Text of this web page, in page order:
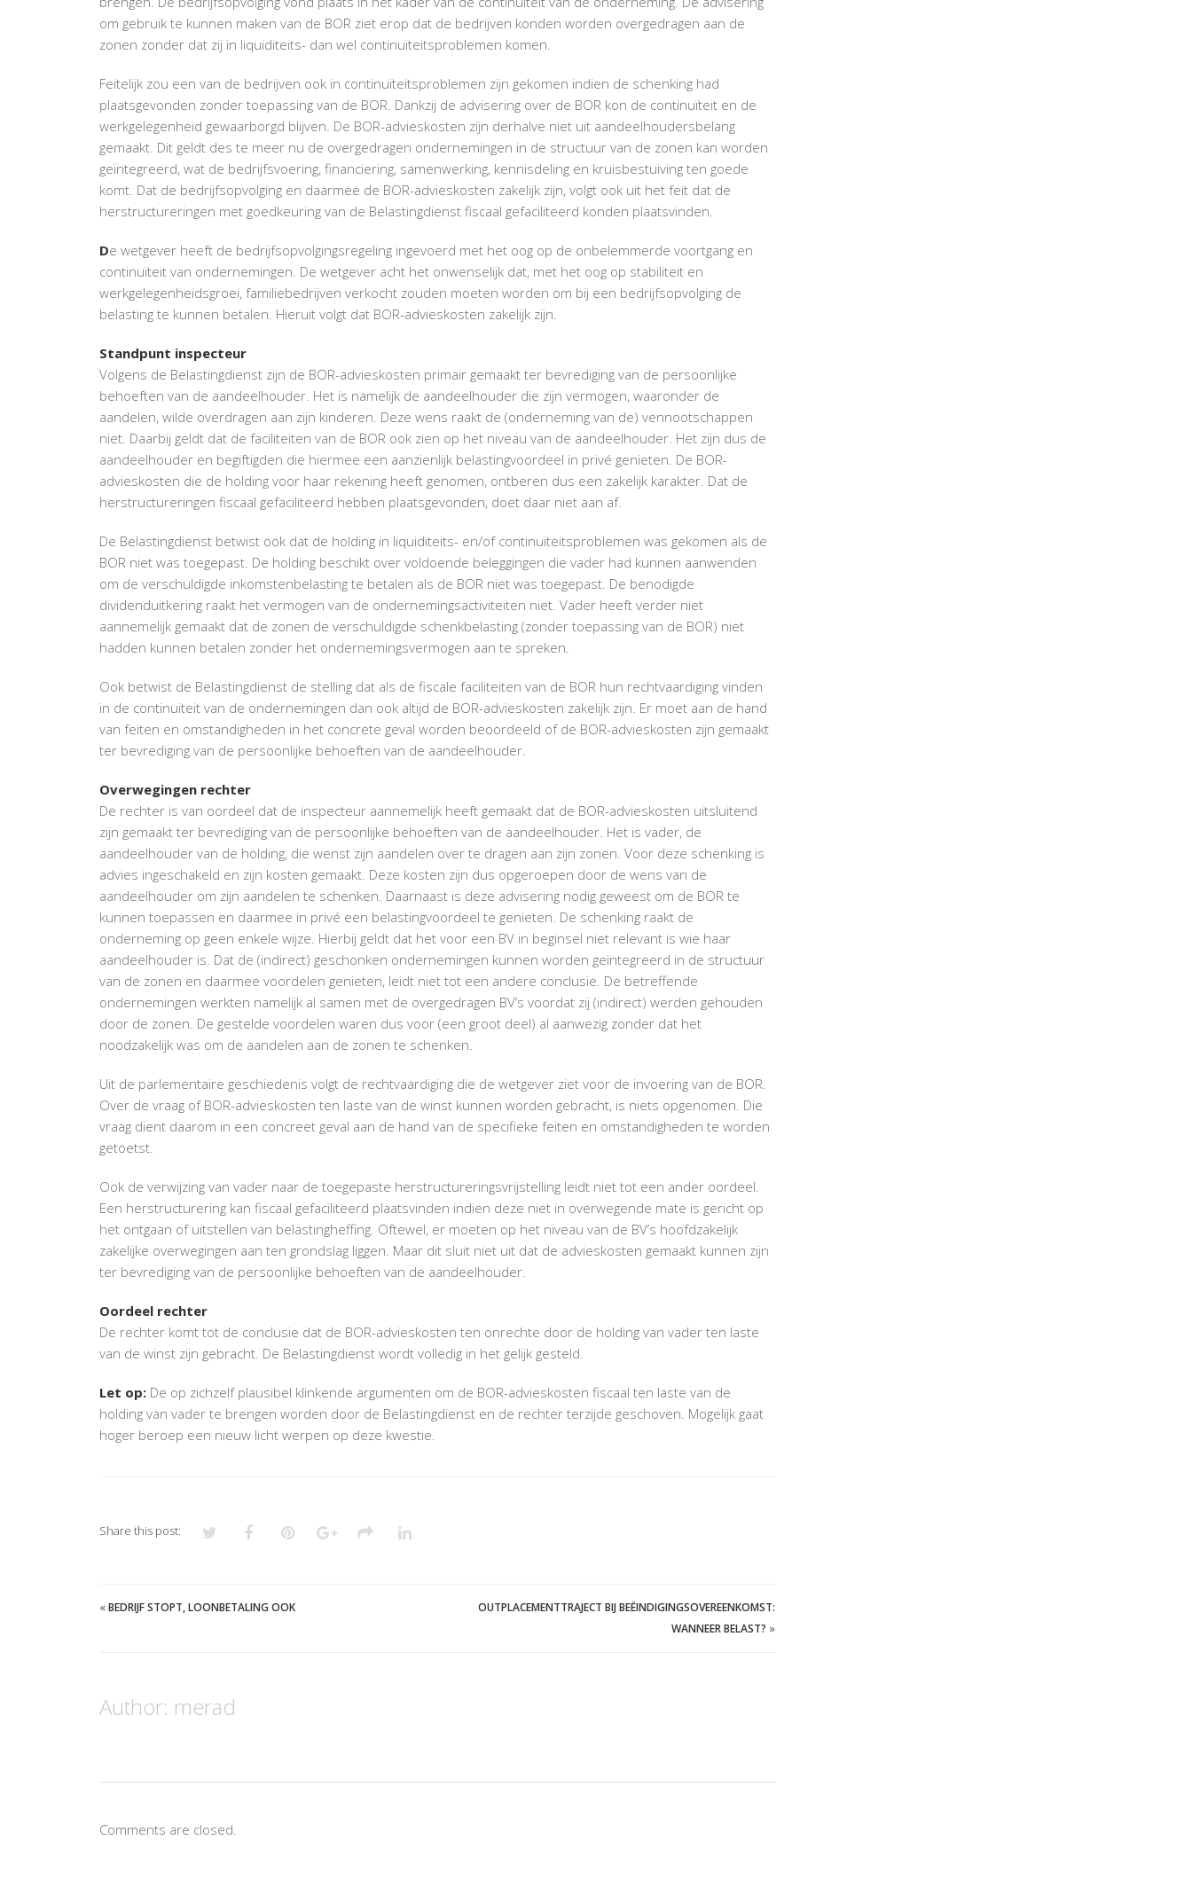
om gebruik te kunnen maken van de BOR ziet erop dat de bedrijven konden worden overgedragen aan de
zonen zonder dat zij in liquiditeits- dan wel continuïteitsproblemen komen.
Feitelijk zou een van de bedrijven ook in continuïteitsproblemen zijn gekomen indien de schenking had
plaatsgevonden zonder toepassing van de BOR. Dankzij de advisering over de BOR kon de continuïteit en de
werkgelegenheid gewaarborgd blijven. De BOR-advieskosten zijn derhalve niet uit aandeelhoudersbelang
gemaakt. Dit geldt des te meer nu de overgedragen ondernemingen in de structuur van de zonen kan worden
geïntegreerd, wat de bedrijfsvoering, financiering, samenwerking, kennisdeling en kruisbestuiving ten goede
komt. Dat de bedrijfsopvolging en daarmee de BOR-advieskosten zakelijk zijn, volgt ook uit het feit dat de
herstructureringen met goedkeuring van de Belastingdienst fiscaal gefaciliteerd konden plaatsvinden.
De wetgever heeft de bedrijfsopvolgingsregeling ingevoerd met het oog op de onbelemmerde voortgang en
continuïteit van ondernemingen. De wetgever acht het onwenselijk dat, met het oog op stabiliteit en
werkgelegenheidsgroei, familiebedrijven verkocht zouden moeten worden om bij een bedrijfsopvolging de
belasting te kunnen betalen. Hieruit volgt dat BOR-advieskosten zakelijk zijn.
Standpunt inspecteur
Volgens de Belastingdienst zijn de BOR-advieskosten primair gemaakt ter bevrediging van de persoonlijke
behoeften van de aandeelhouder. Het is namelijk de aandeelhouder die zijn vermogen, waaronder de
aandelen, wilde overdragen aan zijn kinderen. Deze wens raakt de (onderneming van de) vennootschappen
niet. Daarbij geldt dat de faciliteiten van de BOR ook zien op het niveau van de aandeelhouder. Het zijn dus de
aandeelhouder en begiftigden die hiermee een aanzienlijk belastingvoordeel in privé genieten. De BOR-
advieskosten die de holding voor haar rekening heeft genomen, ontberen dus een zakelijk karakter. Dat de
herstructureringen fiscaal gefaciliteerd hebben plaatsgevonden, doet daar niet aan af.
De Belastingdienst betwist ook dat de holding in liquiditeits- en/of continuïteitsproblemen was gekomen als de
BOR niet was toegepast. De holding beschikt over voldoende beleggingen die vader had kunnen aanwenden
om de verschuldigde inkomstenbelasting te betalen als de BOR niet was toegepast. De benodigde
dividenduitkering raakt het vermogen van de ondernemingsactiviteiten niet. Vader heeft verder niet
aannemelijk gemaakt dat de zonen de verschuldigde schenkbelasting (zonder toepassing van de BOR) niet
hadden kunnen betalen zonder het ondernemingsvermogen aan te spreken.
Ook betwist de Belastingdienst de stelling dat als de fiscale faciliteiten van de BOR hun rechtvaardiging vinden
in de continuïteit van de ondernemingen dan ook altijd de BOR-advieskosten zakelijk zijn. Er moet aan de hand
van feiten en omstandigheden in het concrete geval worden beoordeeld of de BOR-advieskosten zijn gemaakt
ter bevrediging van de persoonlijke behoeften van de aandeelhouder.
Overwegingen rechter
De rechter is van oordeel dat de inspecteur aannemelijk heeft gemaakt dat de BOR-advieskosten uitsluitend
zijn gemaakt ter bevrediging van de persoonlijke behoeften van de aandeelhouder. Het is vader, de
aandeelhouder van de holding, die wenst zijn aandelen over te dragen aan zijn zonen. Voor deze schenking is
advies ingeschakeld en zijn kosten gemaakt. Deze kosten zijn dus opgeroepen door de wens van de
aandeelhouder om zijn aandelen te schenken. Daarnaast is deze advisering nodig geweest om de BOR te
kunnen toepassen en daarmee in privé een belastingvoordeel te genieten. De schenking raakt de
onderneming op geen enkele wijze. Hierbij geldt dat het voor een BV in beginsel niet relevant is wie haar
aandeelhouder is. Dat de (indirect) geschonken ondernemingen kunnen worden geïntegreerd in de structuur
van de zonen en daarmee voordelen genieten, leidt niet tot een andere conclusie. De betreffende
ondernemingen werkten namelijk al samen met de overgedragen BV’s voordat zij (indirect) werden gehouden
door de zonen. De gestelde voordelen waren dus voor (een groot deel) al aanwezig zonder dat het
noodzakelijk was om de aandelen aan de zonen te schenken.
Uit de parlementaire geschiedenis volgt de rechtvaardiging die de wetgever ziet voor de invoering van de BOR.
Over de vraag of BOR-advieskosten ten laste van de winst kunnen worden gebracht, is niets opgenomen. Die
vraag dient daarom in een concreet geval aan de hand van de specifieke feiten en omstandigheden te worden
getoetst.
Ook de verwijzing van vader naar de toegepaste herstructureringsvrijstelling leidt niet tot een ander oordeel.
Een herstructurering kan fiscaal gefaciliteerd plaatsvinden indien deze niet in overwegende mate is gericht op
het ontgaan of uitstellen van belastingheffing. Oftewel, er moeten op het niveau van de BV’s hoofdzakelijk
zakelijke overwegingen aan ten grondslag liggen. Maar dit sluit niet uit dat de advieskosten gemaakt kunnen zijn
ter bevrediging van de persoonlijke behoeften van de aandeelhouder.
Oordeel rechter
De rechter komt tot de conclusie dat de BOR-advieskosten ten onrechte door de holding van vader ten laste
van de winst zijn gebracht. De Belastingdienst wordt volledig in het gelijk gesteld.
Let op: De op zichzelf plausibel klinkende argumenten om de BOR-advieskosten fiscaal ten laste van de
holding van vader te brengen worden door de Belastingdienst en de rechter terzijde geschoven. Mogelijk gaat
hoger beroep een nieuw licht werpen op deze kwestie.
Share this post:
«BEDRIJF STOPT, LOONBETALING OOK
OUTPLACEMENTTRAJECT BIJ BEËINDIGINGSOVEREENKOMST:
WANNEER BELAST? »
Author: merad
Comments are closed.